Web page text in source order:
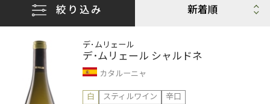
絞り込み
デ･ムリェール
デ･ムリェール シャルドネ
カタルーニャ
白
スティルワイン 辛口